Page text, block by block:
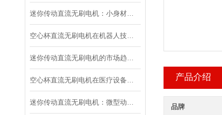
产品介绍
品牌